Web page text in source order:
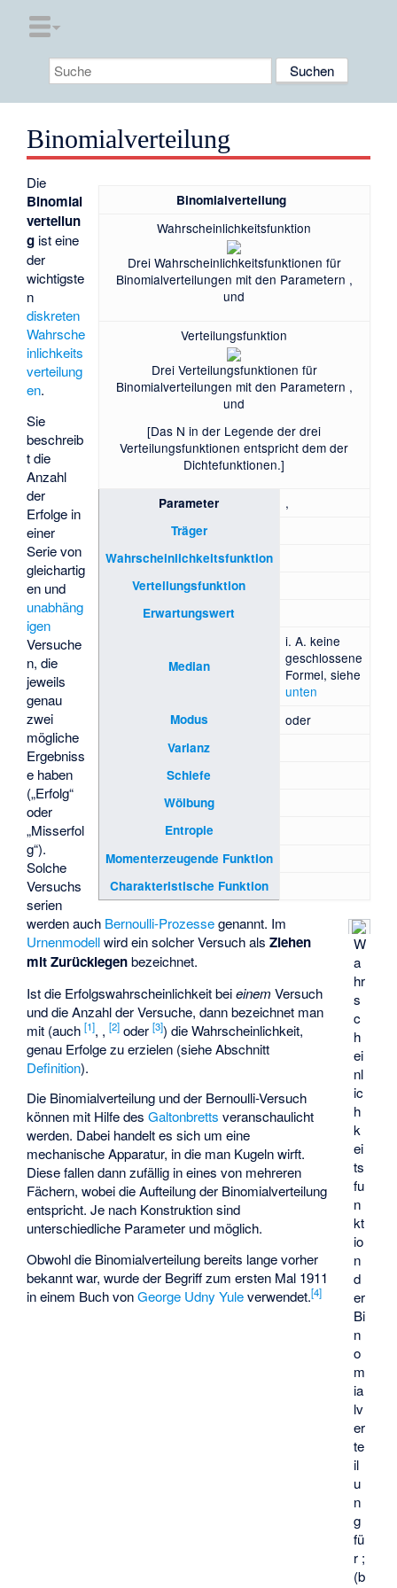
Binomialverteilung
Binomialverteilung
Wahrscheinlichkeitsfunktion
Drei Wahrscheinlichkeitsfunktionen für
Binomialverteilungen mit den Parametern ,
und
Verteilungsfunktion
Drei Verteilungsfunktionen für
Binomialverteilungen mit den Parametern ,
und
[Das N in der Legende der drei
Verteilungsfunktionen entspricht demder
Dichtefunktionen.]
Parameter ,
Träger
Wahrscheinlichkeitsfunktion
Verteilungsfunktion
Erwartungswert
Median
i. A. keine
geschlossene
Formel, siehe
unten
Modus oder
Varianz
Schiefe
Wölbung
Entropie
Momenterzeugende Funktion
Charakteristische Funktion
W
a
hr
s
c
h
ei
nl
ic
h
k
ei
ts
fu
n
kt
io
n
d
er
Bi
n
o
m
ia
lv
er
te
il
u
n
g
fü
r ;
(b
Die
Binomial
verteilun
g ist eine
der
wichtigste
n
diskreten
Wahrsche
inlichkeits
verteilung
en.
Sie
beschreib
t die
Anzahl
der
Erfolge in
einer
Serie von
gleichartig
en und
unabhäng
igen
Versuche
n, die
jeweils
genau
zwei
mögliche
Ergebniss
e haben
(„Erfolg“
oder
„Misserfol
g“).
Solche
Versuchs
serien
werden auch Bernoulli-Prozessegenannt. Im
Urnenmodellwird ein solcher Versuch alsZiehen
mit Zurücklegenbezeichnet.
Istdie Erfolgswahrscheinlichkeit beieinem Versuch
unddie Anzahl der Versuche, dann bezeichnet man
mit (auch[1], ,[2] oder[3]) die Wahrscheinlichkeit,
genau Erfolge zu erzielen (siehe Abschnitt
Definition).
Die Binomialverteilung und der Bernoulli-Versuch
können mit Hilfe desGaltonbretts veranschaulicht
werden. Dabei handelt es sich um eine
mechanische Apparatur, in die man Kugeln wirft.
Diese fallen dann zufällig in eines von mehreren
Fächern, wobei die Aufteilung der Binomialverteilung
entspricht. Je nach Konstruktion sind
unterschiedliche Parameter und möglich.
Obwohl die Binomialverteilung bereits lange vorher
bekannt war, wurde der Begriff zum ersten Mal 1911
in einem Buch vonGeorge Udny Yuleverwendet.[4]